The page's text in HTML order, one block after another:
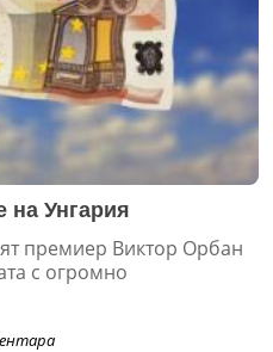
на Унгария
премиер Виктор Орбан
с огромно